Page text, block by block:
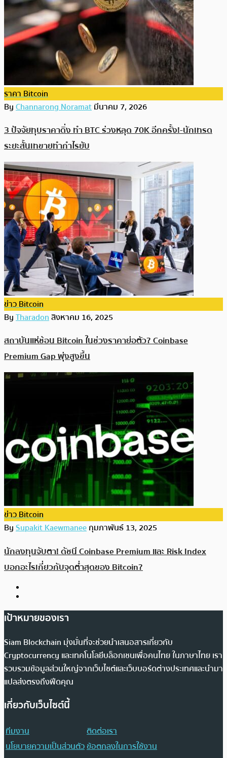
ราคา Bitcoin
ByChannarong Noramatมีนาคม 7, 2026
3 ปัจจัยทุบราคาดิ่ง ทำ BTC ร่วงหลุด 70K อีกครั้ง!-นักเทรด
ระยะสั้นเทขายทำกำไรยับ
ข่าว Bitcoin
ByTharadonสิงหาคม 16, 2025
สถาบันแห่ช้อน Bitcoin ในช่วงราคาย่อตัว? Coinbase
Premium Gap พุ่งสูงขึ้น
ข่าว Bitcoin
BySupakit Kaewmaneeกุมภาพันธ์ 13, 2025
นักลงทุนจับตา! ดัชนี Coinbase Premium และ Risk Index
บอกอะไรเกี่ยวกับจุดต่ำสุดของ Bitcoin?
เป้าหมายของเรา
Siam Blockchain มุ่งมั่นที่จะช่วยนำเสนอสารเกี่ยวกับ
Cryptocurrency และเทคโนโลยีบล็อกเชนเพื่อคนไทย ในภาษาไทย เรา
รวบรวมข้อมูลส่วนใหญ่จากเว็บไซต์และเว็บบอร์ดต่างประเทศและนำมา
แปลส่งตรงถึงฟีดคุณ
เกี่ยวกับเว็บไซต์นี้
ทีมงาน
ติดต่อเรา
นโยบายความเป็นส่วนตัวข้อตกลงในการใช้งาน